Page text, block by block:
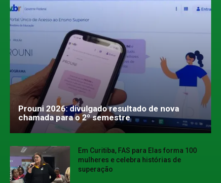
Prouni 2026: divulgado resultado de nova
chamada para o 2º semestre
Em Curitiba, FAS para Elas forma 100
mulheres e celebra histórias de
superação